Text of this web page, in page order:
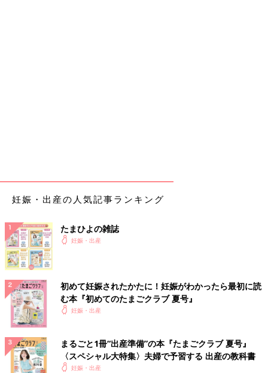
したいという思いで、パラアスリートの方々への取材やパラスポ
ディで激しいスポーツですね。
久下 車いすラグビーはパラ競技のなかで唯一、直接接触をする
コンタクトが許されている競技です。高速で激しく接触するので
「格闘技」とも呼ばれるほど。常にけがの危険と隣り合わせのス
ポーツです。私も車いすラグビーの体験会で車いすでのタックル
を受けたことがありますが、手加減してもらったタックルです
ら、体の芯にひびいてめまいが起きそうなほどの衝撃でした。
スピード感ある試合展開も魅力です。オフェンス（攻撃）側はボ
ールを持ってから12秒以内にセンターラインを越えなければなら
妊娠・出産の人気記事ランキング
たまひよの雑誌
妊娠・出産
初めて妊娠されたかたに！妊娠がわかったら最初に読
む本『初めてのたまごクラブ 夏号』
妊娠・出産
まるごと1冊“出産準備”の本『たまごクラブ 夏号』
〈スペシャル大特集〉夫婦で予習する 出産の教科書
妊娠・出産